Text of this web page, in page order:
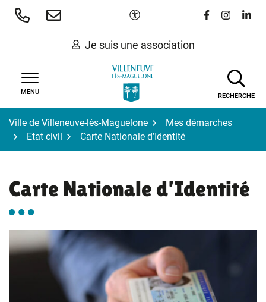
Aller
Paramètres d'accessibilité
Lien vers le
Lien vers
Lien
Je suis une association
MENU
RECHERCHE
Ville de Villeneuve-lès-Maguelone
Mes démarches
Etat civil
Carte Nationale d’Identité
Carte Nationale d’Identité